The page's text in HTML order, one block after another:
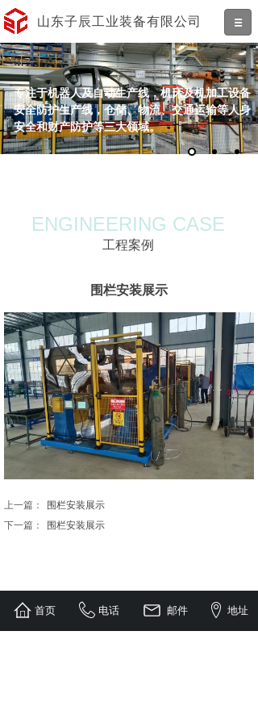
山东子辰工业装备有限公司
专注于机器人及自动生产线，机床及机加工设备
安全防护生产线，仓储、物流、交通运输等人身
安全和财产防护等三大领域。
ENGINEERING CASE
工程案例
围栏安装展示
上一篇：
围栏安装展示
下一篇：
围栏安装展示
首页 电话 邮件 地址